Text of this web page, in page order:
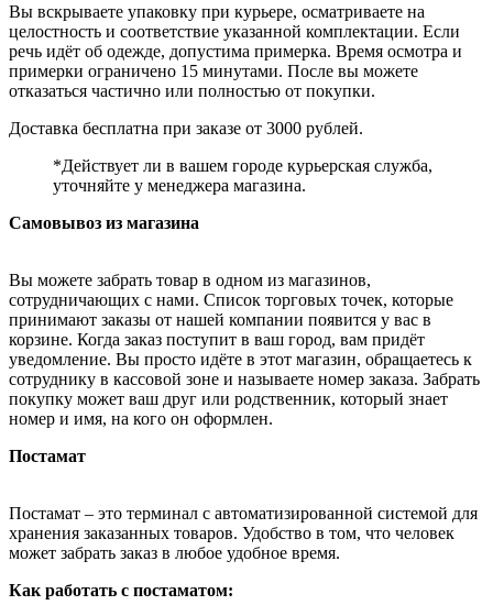
Вы вскрываете упаковку при курьере, осматриваете на
целостность и соответствие указанной комплектации. Если
речь идёт об одежде, допустима примерка. Время осмотра и
примерки ограничено 15 минутами. После вы можете
отказаться частично или полностью от покупки.
Доставка бесплатна при заказе от 3000 рублей.
*Действует ли в вашем городе курьерская служба,
уточняйте у менеджера магазина.
Самовывоз из магазина
Вы можете забрать товар в одном из магазинов,
сотрудничающих с нами. Список торговых точек, которые
принимают заказы от нашей компании появится у вас в
корзине. Когда заказ поступит в ваш город, вам придёт
уведомление. Вы просто идёте в этот магазин, обращаетесь к
сотруднику в кассовой зоне и называете номер заказа. Забрать
покупку может ваш друг или родственник, который знает
номер и имя, на кого он оформлен.
Постамат
Постамат – это терминал с автоматизированной системой для
хранения заказанных товаров. Удобство в том, что человек
может забрать заказ в любое удобное время.
Как работать с постаматом: